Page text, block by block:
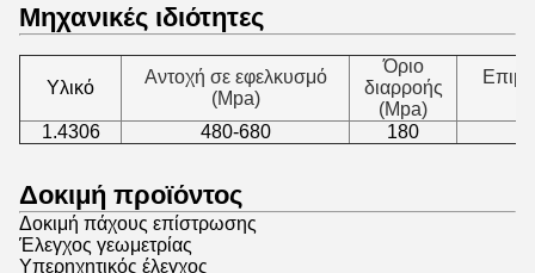
Μηχανικές ιδιότητες
Υλικό
Αντοχή σε εφελκυσμό
(Mpa)
Όριο
διαρροής
(Mpa)
1.4306 480-680 180
Δοκιμή προϊόντος
Δοκιμή πάχους επίστρωσης
Έλεγχος γεωμετρίας
Υπερηχητικός έλεγχος